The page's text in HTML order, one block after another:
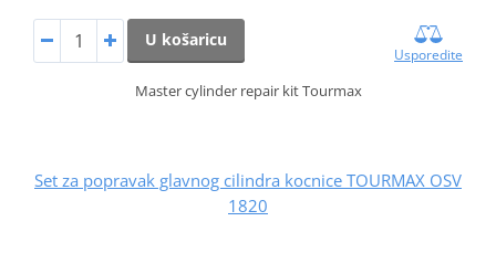
U košaricu
Usporedite
Master cylinder repair kit Tourmax
Set za popravak glavnog cilindra kocnice TOURMAX OSV
1820